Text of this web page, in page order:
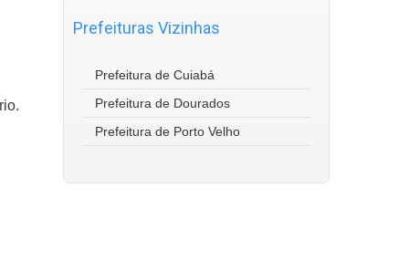
Prefeituras Vizinhas
Prefeitura de Cuiabá
Prefeitura de Dourados
Prefeitura de Porto Velho